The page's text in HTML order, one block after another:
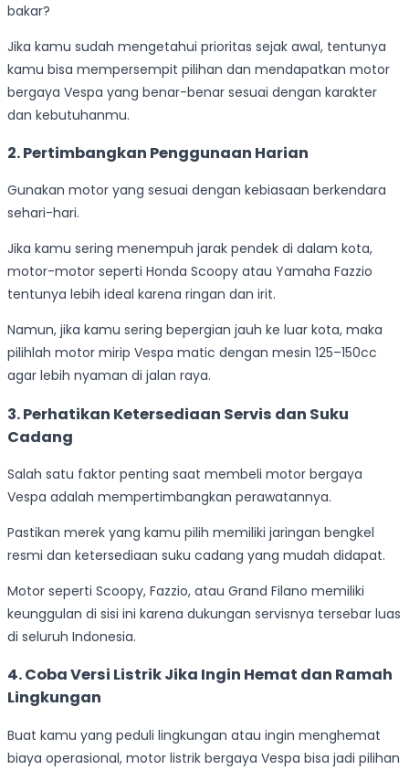
bakar?
Jika kamu sudah mengetahui prioritas sejak awal, tentunya
kamu bisa mempersempit pilihan dan mendapatkan motor
bergaya Vespa yang benar-benar sesuai dengan karakter
dan kebutuhanmu.
2.Pertimbangkan Penggunaan Harian
Gunakan motor yang sesuai dengan kebiasaan berkendara
sehari-hari.
Jika kamu sering menempuh jarak pendek di dalam kota,
motor-motor seperti Honda Scoopy atau Yamaha Fazzio
tentunya lebih ideal karena ringan dan irit.
Namun, jika kamu sering bepergian jauh ke luar kota, maka
pilihlah motor mirip Vespa matic dengan mesin 125–150cc
agar lebih nyaman di jalan raya.
3.Perhatikan Ketersediaan Servis dan Suku
Cadang
Salah satu faktor penting saat membeli motor bergaya
Vespa adalah mempertimbangkan perawatannya.
Pastikan merek yang kamu pilih memiliki jaringan bengkel
resmi dan ketersediaan suku cadang yang mudah didapat.
Motor seperti Scoopy, Fazzio, atau Grand Filano memiliki
keunggulan di sisi ini karena dukungan servisnya tersebar luas
di seluruh Indonesia.
4.Coba Versi Listrik Jika Ingin Hemat dan Ramah
Lingkungan
Buat kamu yang peduli lingkungan atau ingin menghemat
biaya operasional, motor listrik bergaya Vespa bisa jadi pilihan